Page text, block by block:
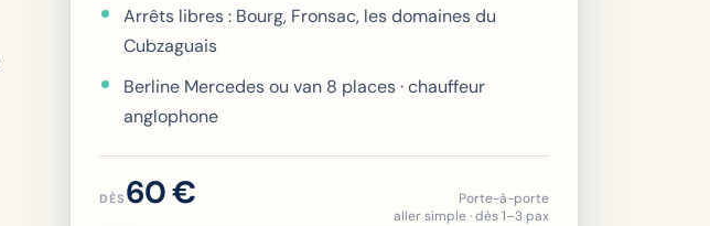
Arrêts libres : Bourg, Fronsac, les domaines du
Cubzaguais
Berline Mercedes ou van 8 places · chauffeur
anglophone
DÈS 60 €
Porte-à-porte
aller simple · dès 1–3 pax